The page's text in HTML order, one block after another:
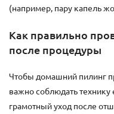
(например, пару капель
Как правильно
после процедуры
Чтобы домашний пилинг
важно соблюдать
грамотный уход после